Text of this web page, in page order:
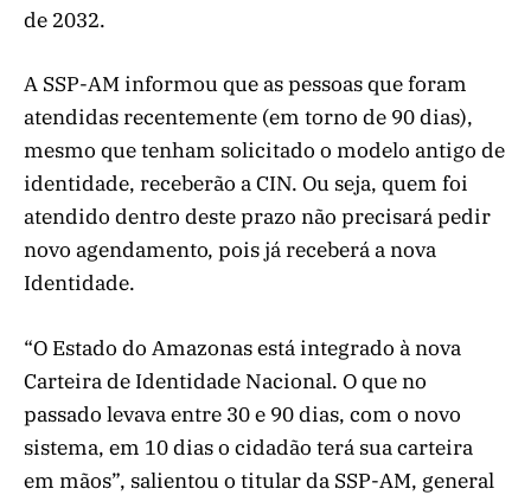
de 2032.
A SSP-AM informou que as pessoas que foram
atendidas recentemente (em torno de 90 dias),
mesmo que tenham solicitado o modelo antigo de
identidade, receberão a CIN. Ou seja, quem foi
atendido dentro deste prazo não precisará pedir
novo agendamento, pois já receberá a nova
Identidade.
“O Estado do Amazonas está integrado à nova
Carteira de Identidade Nacional. O que no
passado levava entre 30 e 90 dias, com o novo
sistema, em 10 dias o cidadão terá sua carteira
em mãos”, salientou o titular da SSP-AM, general